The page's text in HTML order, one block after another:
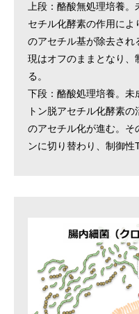
上段：酪酸無処理培養
セチル化酵素の作用によ
のアセチル基が除去され
現はオフのままとなり
る。
下段：酪酸処理培養。未
トン脱アセチル化酵素
のアセチル化が進む。そ
ンに切り替わり、制御性